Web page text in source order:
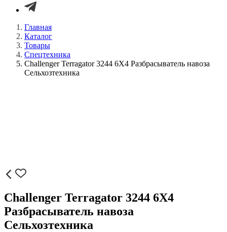
Главная
Каталог
Товары
Спецтехника
Challenger Terragator 3244 6X4 Разбрасыватель навоза
Сельхозтехника
Challenger Terragator 3244 6X4
Разбрасыватель навоза
Сельхозтехника